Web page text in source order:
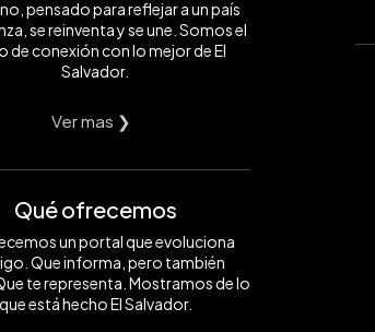
pensado para reflejar a un país
se reinventa y se une. Somos el
de conexión con lo mejor de El
Salvador.
Ver mas ❯
Qué ofrecemos
un portal que evoluciona
Que informa, pero también
te representa. Mostramos de lo
que está hecho El Salvador.